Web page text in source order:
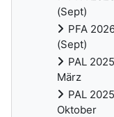
(Sept)
PFA
(Sept)
PAL
März
PAL
Oktober